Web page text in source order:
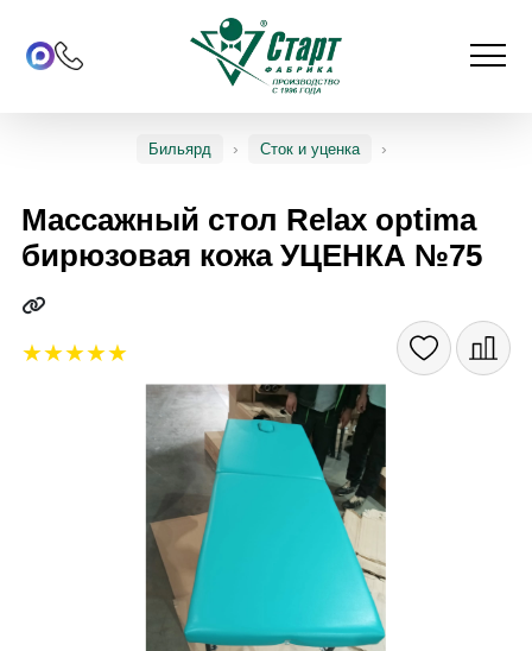
Бильярд Сток и уценка
Массажный стол Relax optima
бирюзовая кожа УЦЕНКА №75